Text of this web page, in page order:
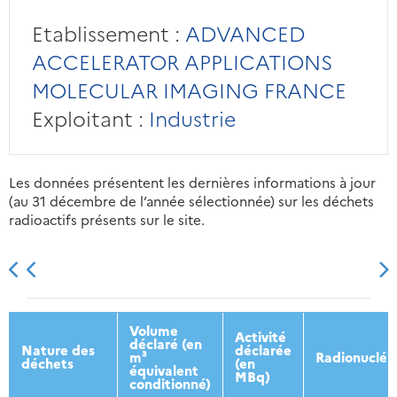
Etablissement : ADVANCED
ACCELERATOR APPLICATIONS
MOLECULAR IMAGING FRANCE
Exploitant : Industrie
Les données présentent les dernières informations à jour
(au 31 décembre de l’année sélectionnée) sur les déchets
radioactifs présents sur le site.
2013 2014 2015 2016
Nature des
déchets
Volume
déclaré (en
m³
équivalent
conditionné)
Activité
déclarée
(en
MBq)